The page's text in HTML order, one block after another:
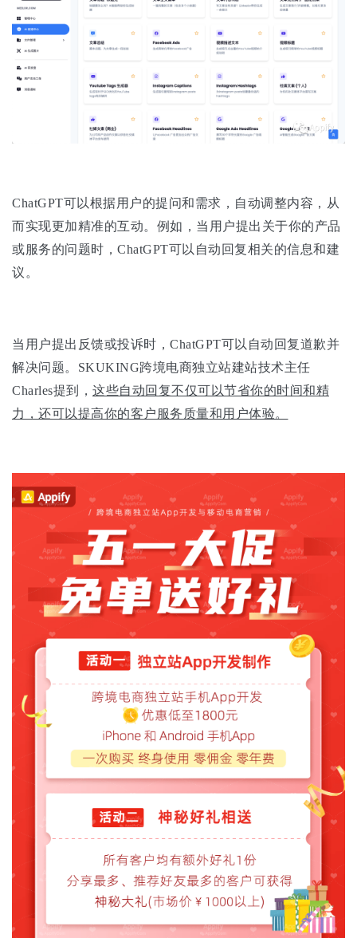
ChatGPT可以根据用户的提问和需求，自动调整内容，从
而实现更加精准的互动。例如，当用户提出关于你的产品
或服务的问题时，ChatGPT可以自动回复相关的信息和建
议。
当用户提出反馈或投诉时，ChatGPT可以自动回复道歉并
解决问题。SKUKING跨境电商独立站建站技术主任
Charles提到， 这些自动回复不仅可以节省你的时间和精
力，还可以提高你的客户服务质量和用户体验。